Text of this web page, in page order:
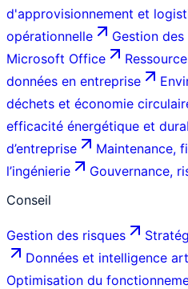
d'approvisionnement et
opérationnelle
Gestion
Microsoft Office
données en entreprise
déchets et économie
efficacité énergétique et
d’entreprise
Maintenance,
l’ingénierie
Gouvernance,
Conseil
Gestion des risques
Données et intelligence
Optimisation du